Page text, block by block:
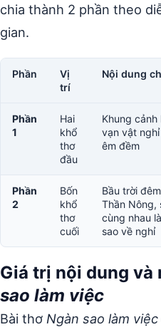
chia thành 2 phần theo
gian.
Phần
Vị
trí
Nội dung
Phần
1
Hai
khổ
thơ
đầu
Khung
vạn vật
êm đềm
Phần
2
Bốn
khổ
thơ
cuối
Bầu trời
Thần Nông,
cùng nhau
sao về nghỉ
Giá trị nội dung và
sao làm việc
Bài thơ Ngàn sao làm việc